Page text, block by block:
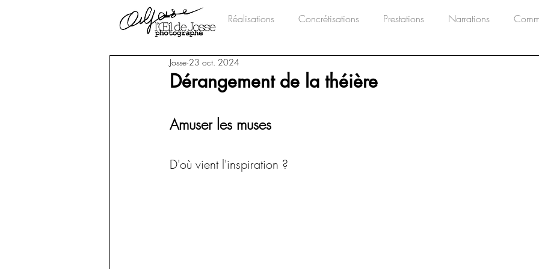
Réalisations Concrétisations Prestations Narrations
Dérangement de la théière
Josse 23 oct. 2024
Amuser les muses
D'où vient l'inspiration ?